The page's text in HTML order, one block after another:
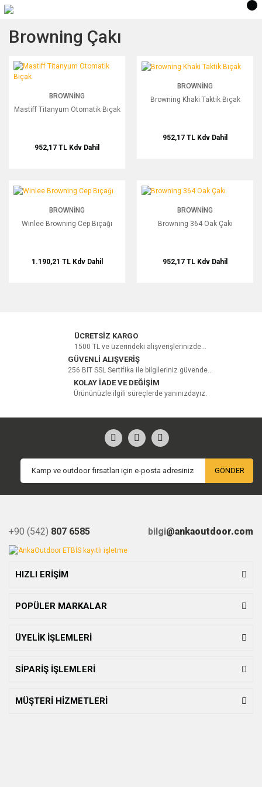
Browning Çakı
Mastiff Titanyum Otomatik Bıçak
BROWNING
Mastiff Titanyum Otomatik Bıçak
952,17 TL Kdv Dahil
Browning Khaki Taktik Bıçak
BROWNING
Browning Khaki Taktik Bıçak
952,17 TL Kdv Dahil
Winlee Browning Cep Bıçağı
BROWNING
Winlee Browning Cep Bıçağı
1.190,21 TL Kdv Dahil
Browning 364 Oak Çakı
BROWNING
Browning 364 Oak Çakı
952,17 TL Kdv Dahil
ÜCRETSİZ KARGO
1500 TL ve üzerindeki alışverişlerinizde...
GÜVENLİ ALIŞVERİŞ
256 BIT SSL Sertifika ile bilgileriniz güvende...
KOLAY İADE VE DEĞİŞİM
Ürününüzle ilgili süreçlerde yanınızdayız.
GÖNDER
+90 (542) 807 6585 bilgi@ankaoutdoor.com
HIZLI ERİŞİM
POPÜLER MARKALAR
ÜYELİK İŞLEMLERİ
SİPARİŞ İŞLEMLERİ
MÜŞTERİ HİZMETLERİ